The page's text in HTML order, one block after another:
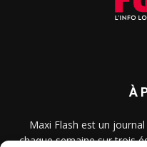
À
Maxi Flash est un
chaque semaine sur trois